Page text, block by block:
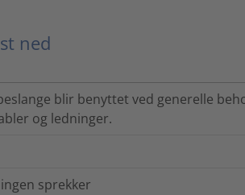
ned
blir benyttet ved generelle
og ledninger.
sprekker